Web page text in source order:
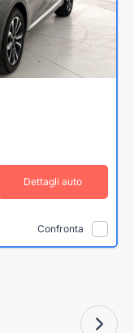
Dettagli auto
Confronta